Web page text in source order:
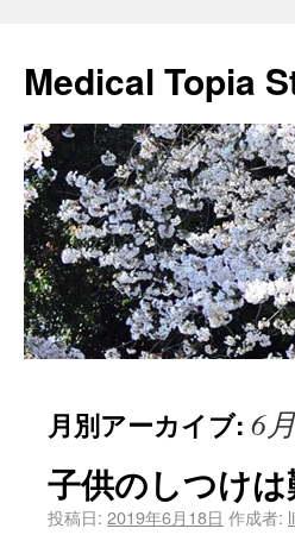
Medical Topia
月別アーカイブ: 6
子供のしつけ
投稿日: 2019年6月18日 作成者: